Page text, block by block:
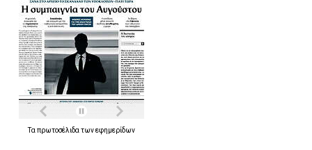
Τα πρωτοσέλιδα τωνεφημερίδων